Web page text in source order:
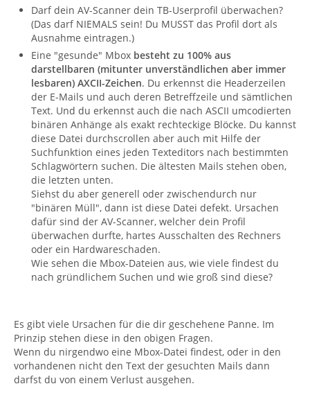
Darf dein AV-Scanner dein TB-Userprofil überwachen?
(Das darf NIEMALS sein! Du MUSST das Profil dort als
Ausnahme eintragen.)
Eine "gesunde" Mbox besteht zu 100% aus
darstellbaren (mitunter unverständlichen aber immer
lesbaren) AXCII-Zeichen. Du erkennst die Headerzeilen
der E-Mails und auch deren Betreffzeile und sämtlichen
Text. Und du erkennst auch die nach ASCII umcodierten
binären Anhänge als exakt rechteckige Blöcke. Du kannst
diese Datei durchscrollen aber auch mit Hilfe der
Suchfunktion eines jeden Texteditors nach bestimmten
Schlagwörtern suchen. Die ältesten Mails stehen oben,
die letzten unten.
Siehst du aber generell oder zwischendurch nur
"binären Müll", dann ist diese Datei defekt. Ursachen
dafür sind der AV-Scanner, welcher dein Profil
überwachen durfte, hartes Ausschalten des Rechners
oder ein Hardwareschaden.
Wie sehen die Mbox-Dateien aus, wie viele findest du
nach gründlichem Suchen und wie groß sind diese?
Es gibt viele Ursachen für die dir geschehene Panne. Im
Prinzip stehen diese in den obigen Fragen.
Wenn du nirgendwo eine Mbox-Datei findest, oder in den
vorhandenen nicht den Text der gesuchten Mails dann
darfst du von einem Verlust ausgehen.